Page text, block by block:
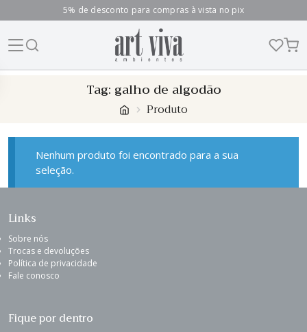
5% de desconto para compras à vista no pix
Tag: galho de algodão
Produto
Nenhum produto foi encontrado para a sua
seleção.
Links
Sobre nós
Trocas e devoluções
Política de privacidade
Fale conosco
Fique por dentro